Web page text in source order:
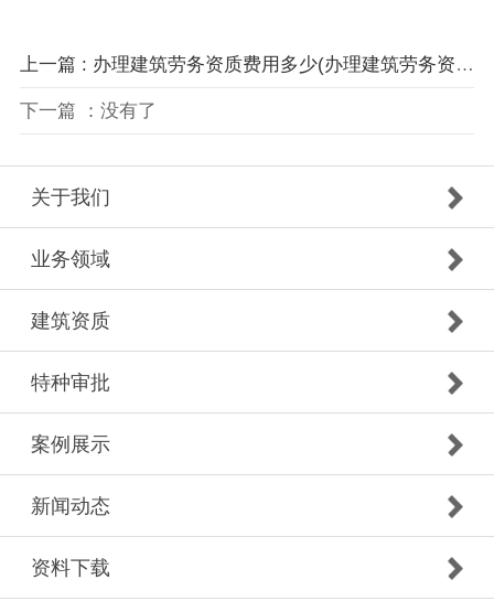
上一篇 : 办理建筑劳务资质费用多少(办理建筑劳务资质费用多少钱)
下一篇 ：没有了
关于我们
业务领域
建筑资质
特种审批
案例展示
新闻动态
资料下载